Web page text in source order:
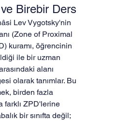
Birebir Ders
Lev Vygotsky'nin
(Zone of Proximal
kuramı, öğrencinin
ile bir uzman
alanı
olarak tanımlar. Bu
birden fazla
farklı ZPD'lerine
bir sınıfta değil;